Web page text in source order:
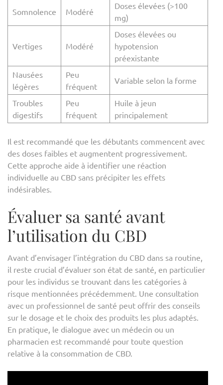
Somnolence Modéré
Doses élevées (>100
mg)
Vertiges Modéré
Doses élevées ou
hypotension
préexistante
Nausées
légères
Peu
fréquent
Variable selon la forme
Troubles
digestifs
Peu
fréquent
Huile à jeun
principalement
Il est recommandé que les débutants commencent avec
des doses faibles et augmentent progressivement.
Cette approche aide à identifier une réaction
individuelle au CBD sans précipiter les effets
indésirables.
Évaluer sa santé avant
l’utilisation du CBD
Avant d’envisager l’intégration du CBD dans sa routine,
il reste crucial d’évaluer son état de santé, en particulier
pour les individus se trouvant dans les catégories à
risque mentionnées précédemment. Une consultation
avec un professionnel de santé peut offrir des conseils
sur le dosage et le choix des produits les plus adaptés.
En pratique, le dialogue avec un médecin ou un
pharmacien est recommandé pour toute question
relative à la consommation de CBD.